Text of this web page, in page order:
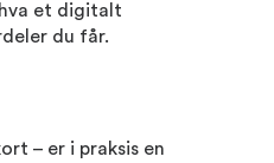
et digitalt
du får.
– er i praksis en